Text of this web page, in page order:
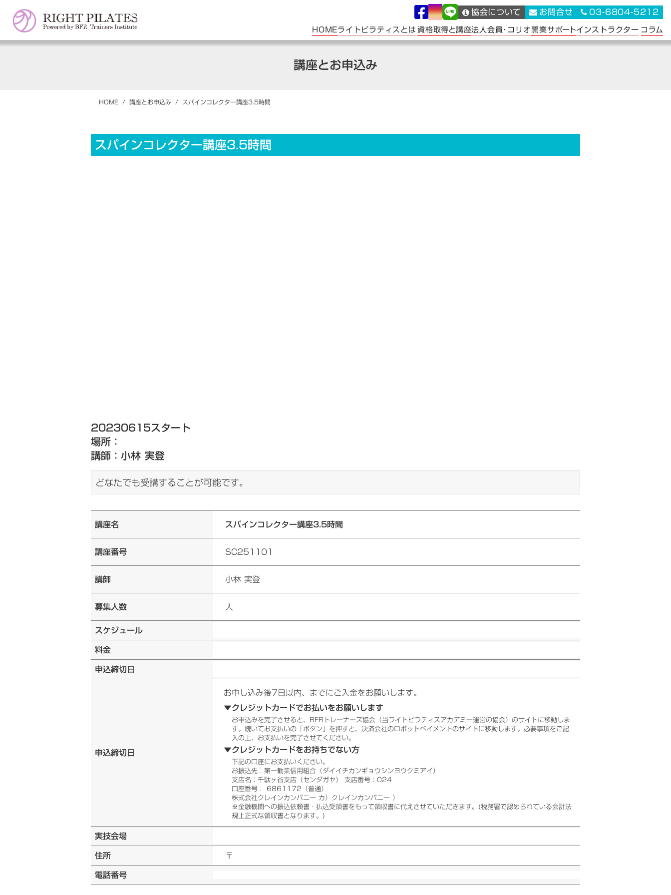
講座とお申込み
HOME / 講座とお申込み / スパインコレクター講座3.5時間
スパインコレクター講座3.5時間
20230615スタート
場所：
講師：小林 実登
どなたでも受講することが可能です。
講座名
スパインコレクター講座3.5時間
講座番号
SC251101
講師
小林 実登
募集人数
人
スケジュール
料金
申込締切日
申込締切日
お申し込み後7日以内、 までにご入金をお願いします。
▼クレジットカードでお払いをお願いします
お申込みを完了させると、BFRトレーナーズ協会（当ライトピラティスアカデミー運営の協会）のサイトに移動しま
す。続いてお支払いの「ボタン」を押すと、決済会社のロボットペイメントのサイトに移動します。必要事項をご記
入の上、お支払いを完了させてください。
▼クレジットカードをお持ちでない方
下記の口座にお支払いください。
お振込先：第一勧業信用組合（ダイイチカンギョウシンヨウクミアイ）
支店名：千駄ヶ谷支店（センダガヤ） 支店番号：024
口座番号： 6861172（普通）
株式会社クレインカンパニー カ）クレインカンパニー ）
※金融機関への振込依頼書・払込受領書をもって領収書に代えさせていただきます。(税務署で認められている会計法
規上正式な領収書となります。)
実技会場
住所
〒
電話番号
協会について お問合せ 03-6804-5212
HOMEライトピラティスとは資格取得と講座法人会員･コリオ開業サポートインストラクター コラム